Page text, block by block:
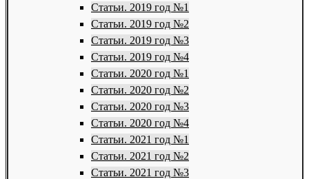
Статьи. 2019 год №1
Статьи. 2019 год №2
Статьи. 2019 год №3
Статьи. 2019 год №4
Статьи. 2020 год №1
Статьи. 2020 год №2
Статьи. 2020 год №3
Статьи. 2020 год №4
Статьи. 2021 год №1
Статьи. 2021 год №2
Статьи. 2021 год №3